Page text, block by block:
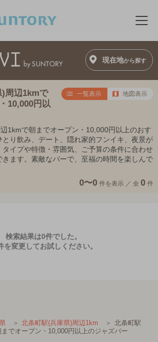
メ
現在地から探す
周辺1kmで
10,000円以
一覧表示 地図表示
1kmで朝までオープン・10,000円以上のおす
り飲み、デート、隠れ家的フンイキ、夜景が
イプや特徴・雰囲気、ご予算の条件に合わせ
きます。素敵なバーで、至福の時間を楽しんで
0〜0 件を表示 ／ 全 0 件
検索結果は0件でした。
を変更してお試しください。
北条町駅(兵庫県)周辺1km
北条町駅
でオープン・10,000円以上のジャズバー